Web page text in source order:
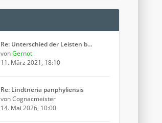
Re: Unterschied der Leisten b…
vonGernot
11. März 2021, 18:10
Re: Lindtneria panphyliensis
vonCognacmeister
14. Mai 2026, 10:00